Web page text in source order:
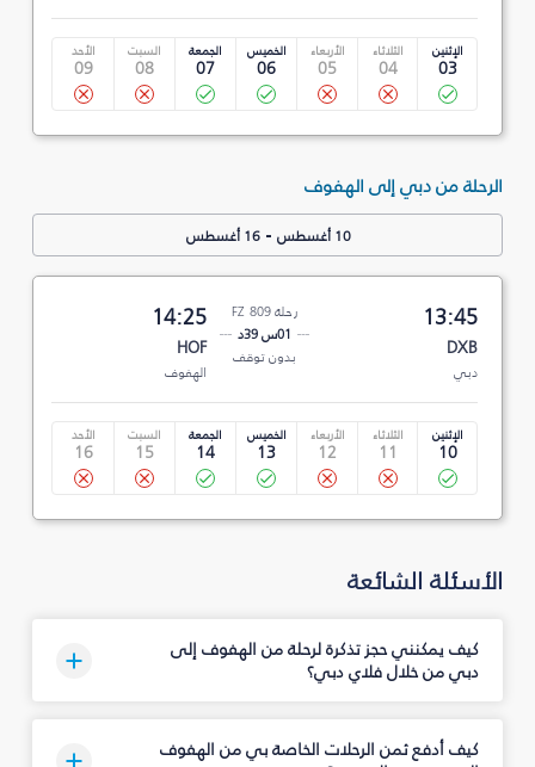
الإثنين
03
الثلاثاء
04
الأربعاء
05
الخميس
06
الجمعة
07
السبت
08
الأحد
09
الرحلة من دبي إلى الهفوف
10 أغسطس -16 أغسطس
13:45
DXB
دبي
رحلة FZ 809
01س 39د
بدون توقف
14:25
HOF
الهفوف
الإثنين
10
الثلاثاء
11
الأربعاء
12
الخميس
13
الجمعة
14
السبت
15
الأحد
16
الأسئلة الشائعة
كيف يمكنني حجز تذكرة لرحلة من الهفوف إلى
دبي من خلال فلاي دبي؟
كيف أدفع ثمن الرحلات الخاصة بي من الهفوف